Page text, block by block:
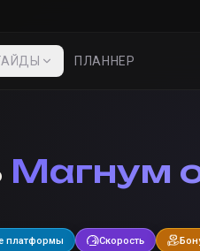
ПЛАННЕР
Магнум
платформы Скорость